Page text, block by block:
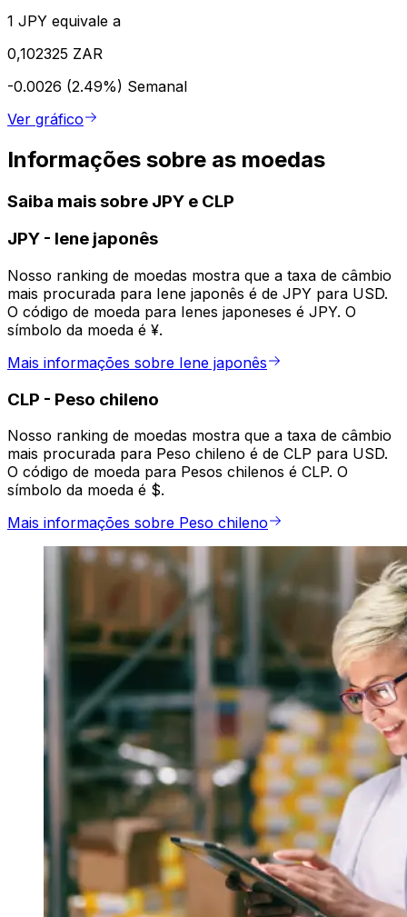
1 JPY equivale a
0,102325 ZAR
-0.0026 (2.49%) Semanal
Ver gráfico
Informações sobre as moedas
Saiba mais sobre JPY e CLP
JPY - Iene japonês
Nosso ranking de moedas mostra que a taxa de câmbio
mais procurada para Iene japonês é de JPY para USD.
O código de moeda para Ienes japoneses é JPY. O
símbolo da moeda é ¥.
Mais informações sobre Iene japonês
CLP - Peso chileno
Nosso ranking de moedas mostra que a taxa de câmbio
mais procurada para Peso chileno é de CLP para USD.
O código de moeda para Pesos chilenos é CLP. O
símbolo da moeda é $.
Mais informações sobre Peso chileno